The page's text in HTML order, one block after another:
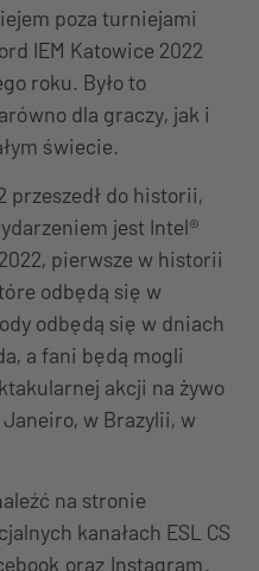
poza turniejami
IEM Katowice 2022
roku. Było to
dla graczy, jak i
świecie.
przeszedł do historii,
jest Intel®
pierwsze w historii
odbędą się w
odbędą się w dniach
a fani będą mogli
akcji na żywo
w Brazylii, w
na stronie
kanałach ESL CS
oraz Instagram.